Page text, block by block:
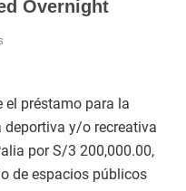
el préstamo para la
deportiva y/o recreativa
por S/3 200,000.00,
de espacios públicos